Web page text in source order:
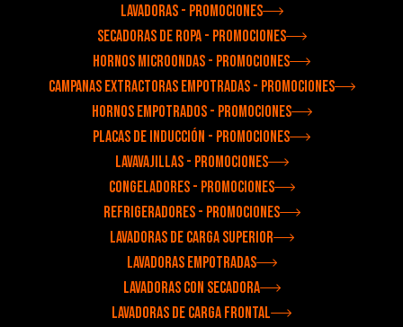
Lavadoras - Promociones
Secadoras de ropa - Promociones
Hornos microondas - Promociones
Campanas extractoras empotradas - Promociones
Hornos empotrados - Promociones
Placas de inducción - Promociones
Lavavajillas - Promociones
Congeladores - Promociones
Refrigeradores - Promociones
Lavadoras de carga superior
Lavadoras empotradas
Lavadoras con secadora
Lavadoras de carga frontal